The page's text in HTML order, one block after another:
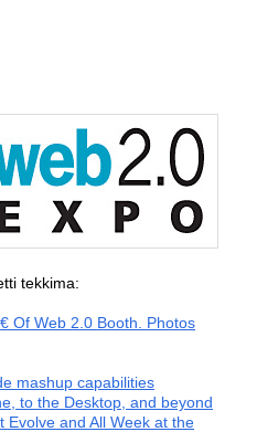
tekkima:
Of Web 2.0 Booth. Photos
mashup capabilities
to the Desktop, and beyond
Evolve and All Week at the